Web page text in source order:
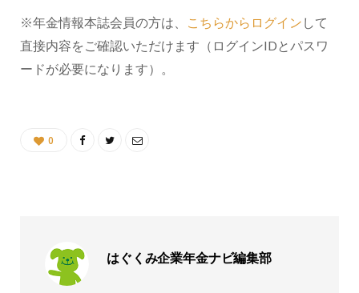
※年金情報本誌会員の方は、 こちらからログイン して
直接内容をご確認いただけます（ログインIDとパスワ
ードが必要になります）。
0
はぐくみ企業年金ナビ編集部